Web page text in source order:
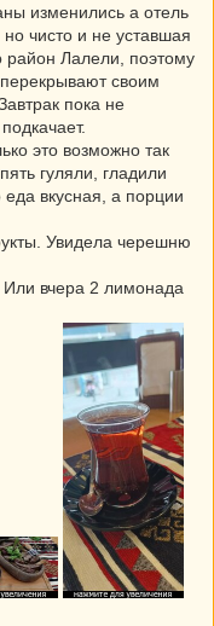
изменились а отель
чисто и не уставшая
район Лалели, поэтому
своим
пока не
это возможно так
гуляли, гладили
вкусная, а порции
Увидела черешню
Или вчера 2 лимонада